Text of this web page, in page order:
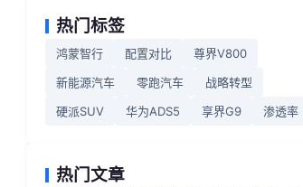
热门标签
鸿蒙智行 配置对比
尊界V800
新能源汽车
零跑汽车
战略转型
硬派SUV
华为ADS5 享界G9 渗透率
热门文章